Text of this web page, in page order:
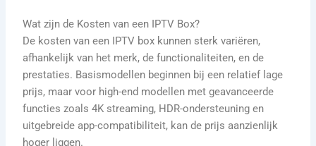
Wat zijn de Kosten van een IPTV Box?
De kosten van een IPTV box kunnen sterk variëren,
afhankelijk van het merk, de functionaliteiten, en de
prestaties. Basismodellen beginnen bij een relatief lage
prijs, maar voor high-end modellen met geavanceerde
functies zoals 4K streaming, HDR-ondersteuning en
uitgebreide app-compatibiliteit, kan de prijs aanzienlijk
hoger liggen.